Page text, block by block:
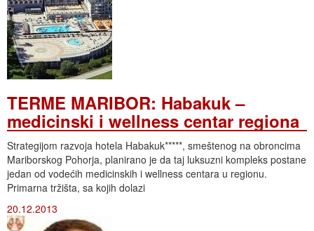
TERME MARIBOR: Habakuk –
medicinski i wellness centar regiona
Strategijom razvoja hotela Habakuk*****, smeštenog na obroncima
Mariborskog Pohorja, planirano je da taj luksuzni kompleks postane
jedan od vodećih medicinskih i wellness centara u regionu.
Primarna tržišta, sa kojih dolazi
20.12.2013